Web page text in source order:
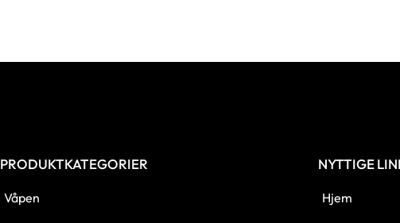
PRODUKTKATEGORIER
Våpen
NYTTIGE
Hjem